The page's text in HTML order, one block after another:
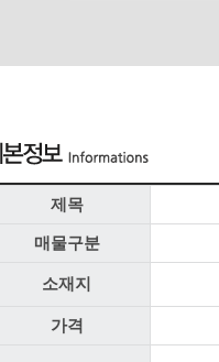
제목
매물구분
소재지
가격